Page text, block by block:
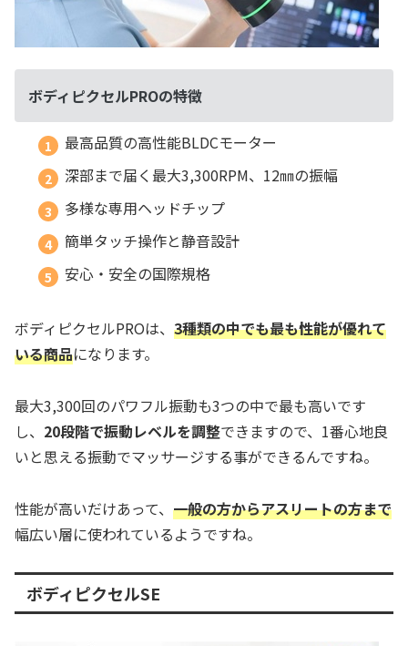
ボディピクセルPROの特徴
最高品質の高性能BLDCモーター
深部まで届く最大3,300RPM、12㎜の振幅
多様な専用ヘッドチップ
簡単タッチ操作と静音設計
安心・安全の国際規格
ボディピクセルPROは、 3種類の中でも最も性能が優れて
いる商品になります。
最大3,300回のパワフル振動も3つの中で最も高いです
し、 20段階で振動レベルを調整できますので、1番心地良
いと思える振動でマッサージする事ができるんですね。
性能が高いだけあって、 一般の方からアスリートの方まで
幅広い層に使われているようですね。
ボディピクセルSE